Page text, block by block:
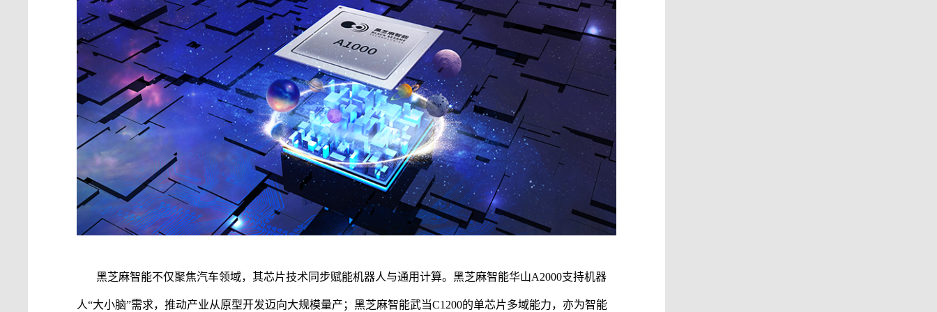
黑芝麻智能不仅聚焦汽车领域，其芯片技术同步赋能机器人与通用计算。黑芝麻智能华山A2000支持机器
人“大小脑”需求，推动产业从原型开发迈向大规模量产；黑芝麻智能武当C1200的单芯片多域能力，亦为智能